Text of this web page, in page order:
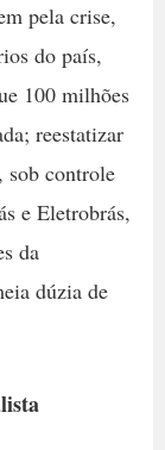
pela crise,
do país,
100 milhões
reestatizar
sob controle
e Eletrobrás,
da
dúzia de